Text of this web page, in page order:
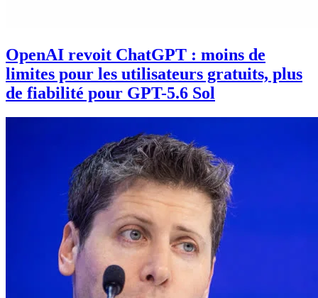
OpenAI revoit ChatGPT : moins de
limites pour les utilisateurs gratuits, plus
de fiabilité pour GPT-5.6 Sol